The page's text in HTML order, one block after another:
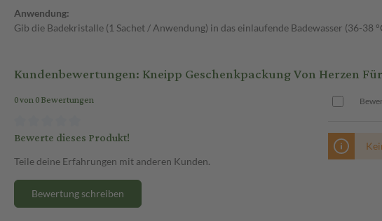
Anwendung:
Gib die Badekristalle (1 Sachet / Anwendung) in das einlaufende Badewasser (36-
Kundenbewertungen: Kneipp Geschenkpackung Von Herzen
0 von 0 Bewertungen
Bewerte dieses Produkt!
Teile deine Erfahrungen mit anderen Kunden.
Bewertung schreiben